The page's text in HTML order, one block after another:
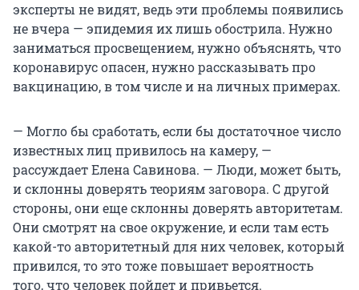
эксперты не видят, ведь эти проблемы появились
не вчера — эпидемия их лишь обострила. Нужно
заниматься просвещением, нужно объяснять, что
коронавирус опасен, нужно рассказывать про
вакцинацию, в том числе и на личных примерах.
— Могло бы сработать, если бы достаточное число
известных лиц привилось на камеру, —
рассуждает Елена Савинова. — Люди, может быть,
и склонны доверять теориям заговора. С другой
стороны, они еще склонны доверять авторитетам.
Они смотрят на свое окружение, и если там есть
какой-то авторитетный для них человек, который
привился, то это тоже повышает вероятность
того, что человек пойдет и привьется.